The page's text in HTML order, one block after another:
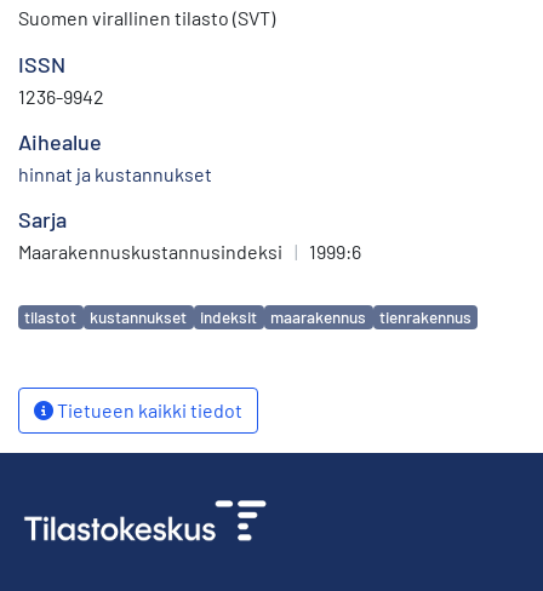
Suomen virallinen tilasto (SVT)
ISSN
1236-9942
Aihealue
hinnat ja kustannukset
Sarja
Maarakennuskustannusindeksi | 1999:6
Avainsanat
tilastot kustannukset indeksit maarakennus tienrakennus
Tietueen kaikki tiedot